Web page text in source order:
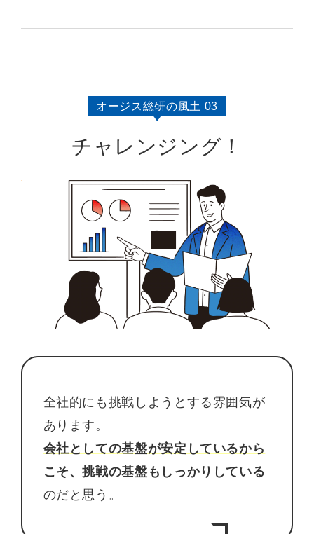
オージス総研の風土 03
チャレンジング！
全社的にも挑戦しようとする雰囲気が
あります。
会社としての基盤が安定しているから
こそ、挑戦の基盤もしっかりしている
のだと思う。